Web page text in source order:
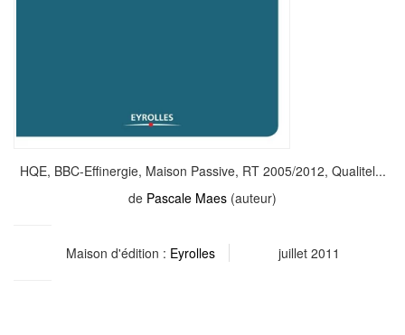
HQE, BBC-Effinergie, Maison Passive, RT 2005/2012, Qualitel...
de Pascale Maes (auteur)
Maison d'édition : Eyrolles juillet 2011